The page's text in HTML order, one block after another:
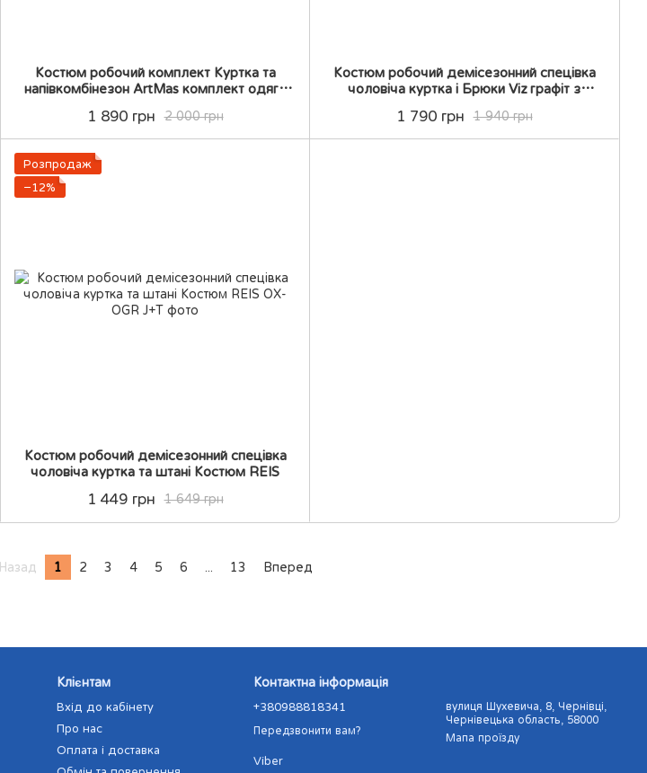
Костюм робочий комплект Куртка та
напівкомбінезон ArtMas комплект одягу
2 000 грн
1 890 грн
Костюм робочий демісезонний спецівка
чоловіча куртка і Брюки Viz графіт з
1 940 грн
1 790 грн
Розпродаж
−12%
Костюм робочий демісезонний спецівка
чоловіча куртка та штані Костюм REIS
1 649 грн
1 449 грн
Назад 1 2 3 4 5 6 ... 13 Вперед
Клієнтам
Вхід до кабінету
Про нас
Оплата і доставка
Контактна інформація
+380988818341
Передзвонити вам?
Viber
вулиця Шухевича, 8, Чернівці,
Чернівецька область, 58000
Мапа проїзду